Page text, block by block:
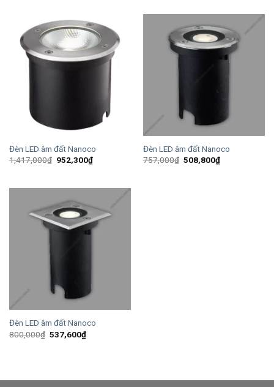
1,098,100₫.
Đèn LED âm đất Nanoco
1,417,000₫ Giá
952,300₫Giá
hiện
952,300₫.
Đèn LED âm đất Nanoco
757,000₫ Giá
508,800₫Giá
hiện
Đèn LED âm đất Nanoco
800,000₫ Giá
537,600₫Giá
hiện